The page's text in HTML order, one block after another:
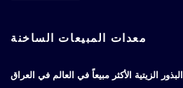
معدات المبيعات الساخنة
البذور الزيتية الأكثر مبيعاً في العالم في العراق